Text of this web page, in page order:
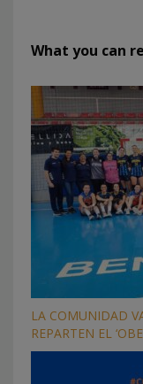
What you can
LA COMUNIDAD
REPARTEN EL